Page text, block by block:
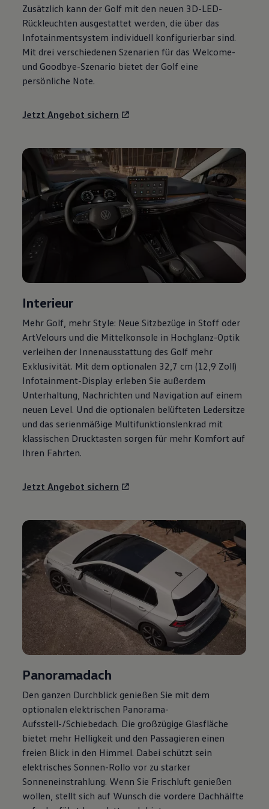
Motorenöl und Flüssigkeiten
Räder und Reifen
Pannen- und Unfallhilfe
Economy Service
Volkswagen Teile
Zubehör
Schutz und Pflege
Individualisieren
Dienste für Ihr Modell finden
Volkswagen Apps, Login und Shop
Handy und Fahrzeug verbinden
Updates für Software, Karten und Radio
Über Ihr Auto
Vorgängermodelle
Kundeninformationen
Volkswagen Kundenbetreuung
Warn- und Kontrollleuchten
Assistenzsysteme
Digitale Betriebsanleitung
Magazin
Transport
Elektromobilität
Volkswagen R
Volkswagen Kundenbetreuung
Zusätzlich kann der Golf mit den neuen 3D-LED-
Rückleuchten ausgestattet werden, die über das
Infotainmentsystem individuell konfigurierbar sind.
Mit drei verschiedenen Szenarien für das Welcome-
und Goodbye-Szenario bietet der Golf eine
persönliche Note.
Jetzt Angebot sichern
Interieur
Mehr Golf , mehr Style: Neue Sitzbezüge in Stoff oder
ArtVelours und die Mittelkonsole in Hochglanz-Optik
verleihen der Innenausstattung des Golf mehr
Exklusivität. Mit dem optionalen 32,7 cm (12,9 Zoll)
Infotainment-Display erleben Sie außerdem
Unterhaltung, Nachrichten und Navigation auf einem
neuen Level. Und die optionalen belüfteten Ledersitze
und das serienmäßige Multifunktionslenkrad mit
klassischen Drucktasten sorgen für mehr Komfort auf
Ihren Fahrten.
Jetzt Angebot sichern
Panoramadach
Den ganzen Durchblick genießen Sie mit dem
optionalen elektrischen Panorama-
Aufsstell-/Schiebedach. Die großzügige Glasfläche
bietet mehr Helligkeit und den Passagieren einen
freien Blick in den Himmel. Dabei schützt sein
elektrisches Sonnen-Rollo vor zu starker
Sonneneinstrahlung. Wenn Sie Frischluft genießen
wollen, stellt sich auf Wunsch die vordere Dachhälfte